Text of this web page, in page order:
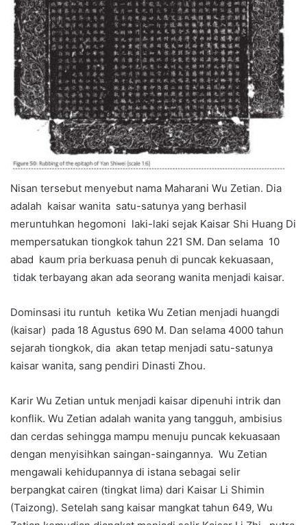
Nisan tersebut menyebut nama Maharani Wu Zetian. Dia
adalah kaisar wanita satu-satunya yang berhasil
meruntuhkan hegomoni laki-laki sejak Kaisar Shi Huang Di
mempersatukan tiongkok tahun 221 SM. Dan selama 10
abad kaum pria berkuasa penuh di puncak kekuasaan,
tidak terbayang akan ada seorang wanita menjadi kaisar.
Dominsasi itu runtuh ketika Wu Zetian menjadi huangdi
(kaisar) pada 18 Agustus 690 M. Dan selama 4000 tahun
sejarah tiongkok, dia akan tetap menjadi satu-satunya
kaisar wanita, sang pendiri Dinasti Zhou.
Karir Wu Zetian untuk menjadi kaisar dipenuhi intrik dan
konflik. Wu Zetian adalah wanita yang tangguh, ambisius
dan cerdas sehingga mampu menuju puncak kekuasaan
dengan menyisihkan saingan-saingannya. Wu Zetian
mengawali kehidupannya di istana sebagai selir
berpangkat cairen (tingkat lima) dari Kaisar Li Shimin
(Taizong). Setelah sang kaisar mangkat tahun 649, Wu